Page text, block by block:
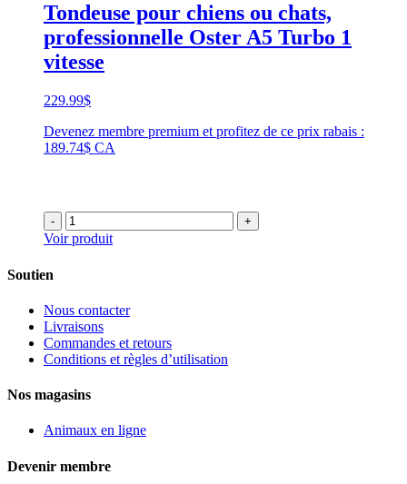
Tondeuse pour chiens ou chats,
professionnelle Oster A5 Turbo 1
vitesse
229.99$
Devenez membre premium et profitez de ce prix rabais :
189.74$ CA
- +
Voir produit
Soutien
Nous contacter
Livraisons
Commandes et retours
Conditions et règles d’utilisation
Nos magasins
Animaux en ligne
Devenir membre